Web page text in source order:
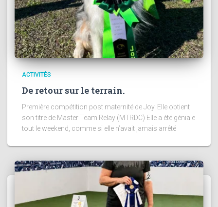
ACTIVITÉS
De retour sur le terrain.
Première compétition post maternité de Joy. Elle obtient
son titre de Master Team Relay (MTRDC) Elle a été géniale
tout le weekend, comme si elle n’avait jamais arrêté